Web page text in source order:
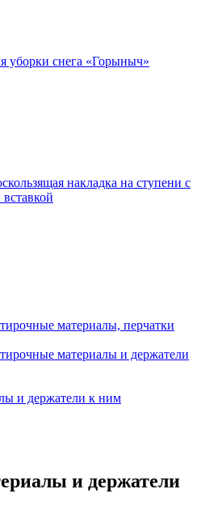
уборки снега «Горыныч»
накладка на ступени с
материалы, перчатки
материалы и держатели
и держатели к ним
и держатели